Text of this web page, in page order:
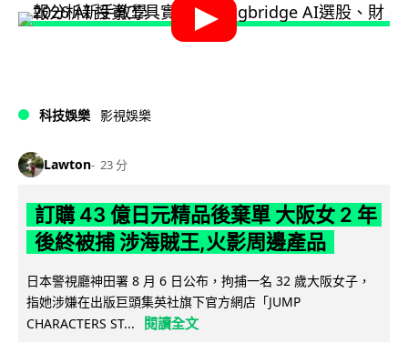
科技娛樂 影視娛樂
Lawton 23 分
訂購 43 億日元精品後棄單 大阪女 2 年
後終被捕 涉海賊王,火影周邊產品
日本警視廳神田署 8 月 6 日公布，拘捕一名 32 歲大阪女子，
指她涉嫌在出版巨頭集英社旗下官方網店「JUMP
CHARACTERS ST...
閱讀全文